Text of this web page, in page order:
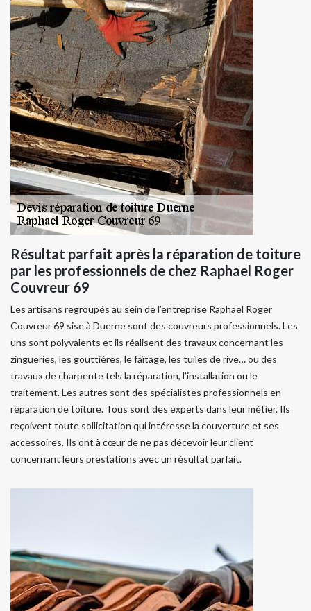
Résultat parfait après la réparation de toiture
par les professionnels de chez Raphael Roger
Couvreur 69
Les artisans regroupés au sein de l’entreprise Raphael Roger
Couvreur 69 sise à Duerne sont des couvreurs professionnels. Les
uns sont polyvalents et ils réalisent des travaux concernant les
zingueries, les gouttières, le faîtage, les tuiles de rive… ou des
travaux de charpente tels la réparation, l’installation ou le
traitement. Les autres sont des spécialistes professionnels en
réparation de toiture. Tous sont des experts dans leur métier. Ils
reçoivent toute sollicitation qui intéresse la couverture et ses
accessoires. Ils ont à cœur de ne pas décevoir leur client
concernant leurs prestations avec un résultat parfait.